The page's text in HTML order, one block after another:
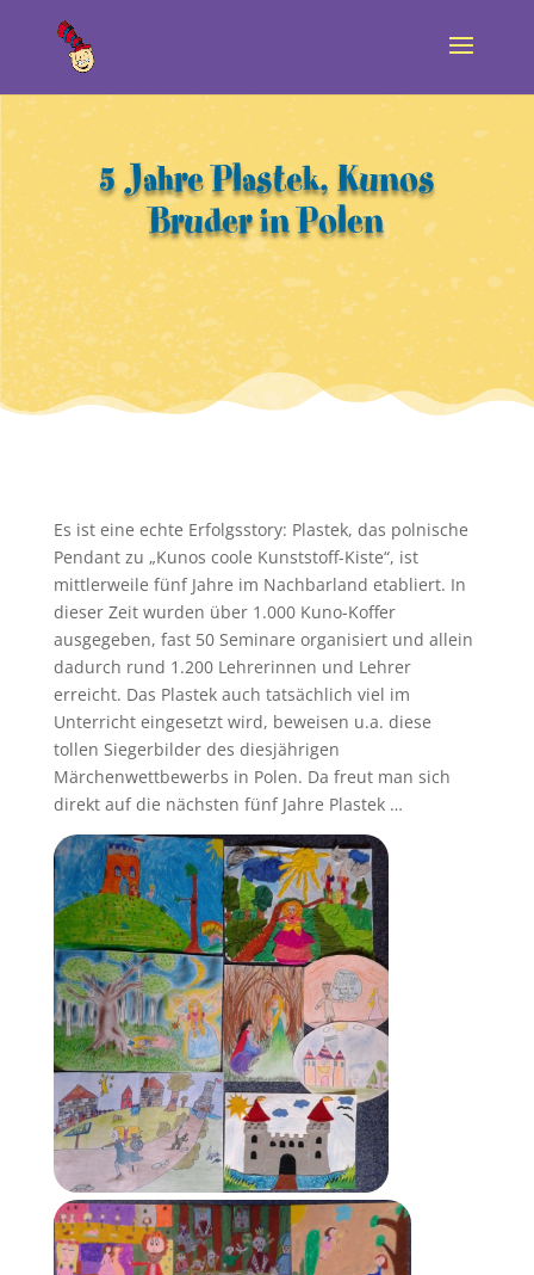
5 Jahre Plastek, Kunos
Bruder in Polen
Es ist eine echte Erfolgsstory: Plastek, das polnische
Pendant zu „Kunos coole Kunststoff-Kiste“, ist
mittlerweile fünf Jahre im Nachbarland etabliert. In
dieser Zeit wurden über 1.000 Kuno-Koffer
ausgegeben, fast 50 Seminare organisiert und allein
dadurch rund 1.200 Lehrerinnen und Lehrer
erreicht. Das Plastek auch tatsächlich viel im
Unterricht eingesetzt wird, beweisen u.a. diese
tollen Siegerbilder des diesjährigen
Märchenwettbewerbs in Polen. Da freut man sich
direkt auf die nächsten fünf Jahre Plastek …